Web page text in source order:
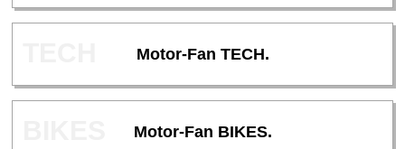
Motor-Fan TECH.
Motor-Fan BIKES.